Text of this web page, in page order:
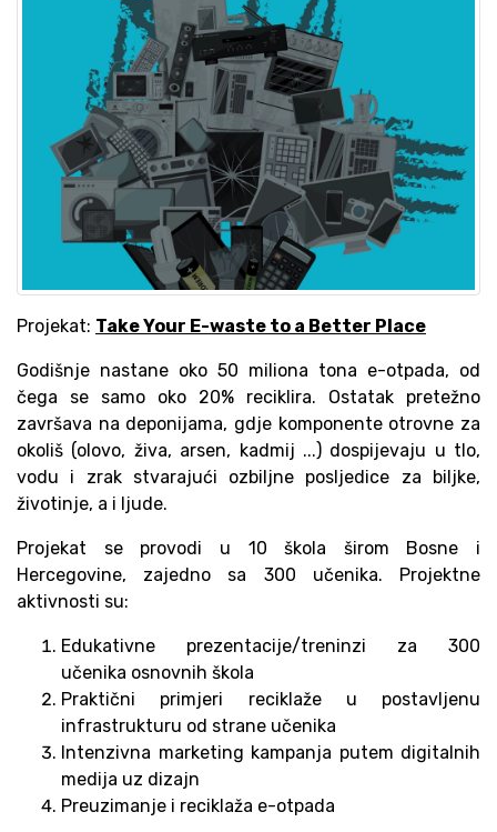
Projekat: Take Your E-waste to a Better Place
Godišnje nastane oko 50 miliona tona e-otpada, od
čega se samo oko 20% reciklira. Ostatak pretežno
završava na deponijama, gdje komponente otrovne za
okoliš (olovo, živa, arsen, kadmij ...) dospijevaju u tlo,
vodu i zrak stvarajući ozbiljne posljedice za biljke,
životinje, a i ljude.
Projekat se provodi u 10 škola širom Bosne i
Hercegovine, zajedno sa 300 učenika. Projektne
aktivnosti su:
Edukativne prezentacije/treninzi za 300
učenika osnovnih škola
Praktični primjeri reciklaže u postavljenu
infrastrukturu od strane učenika
Intenzivna marketing kampanja putem digitalnih
medija uz dizajn
Preuzimanje i reciklaža e-otpada